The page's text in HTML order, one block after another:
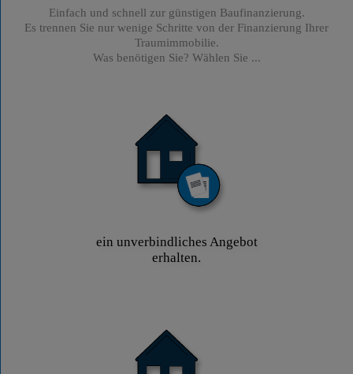
Einfach und schnell zur günstigen Baufinanzierung.
Es trennen Sie nur wenige Schritte von der Finanzierung Ihrer
Traumimmobilie.
Was benötigen Sie? Wählen Sie ...
ein unverbindliches Angebot
erhalten.